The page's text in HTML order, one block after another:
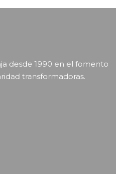
desde 1990 en el fomento
transformadoras.